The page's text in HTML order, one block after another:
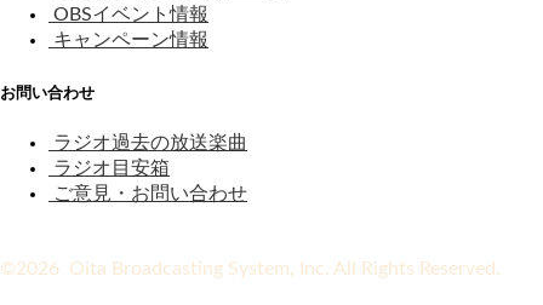
OBSイベント情報
キャンペーン情報
お問い合わせ
ラジオ過去の放送楽曲
ラジオ目安箱
ご意見・お問い合わせ
©2026 Oita Broadcasting System, Inc. All Rights Reserved.